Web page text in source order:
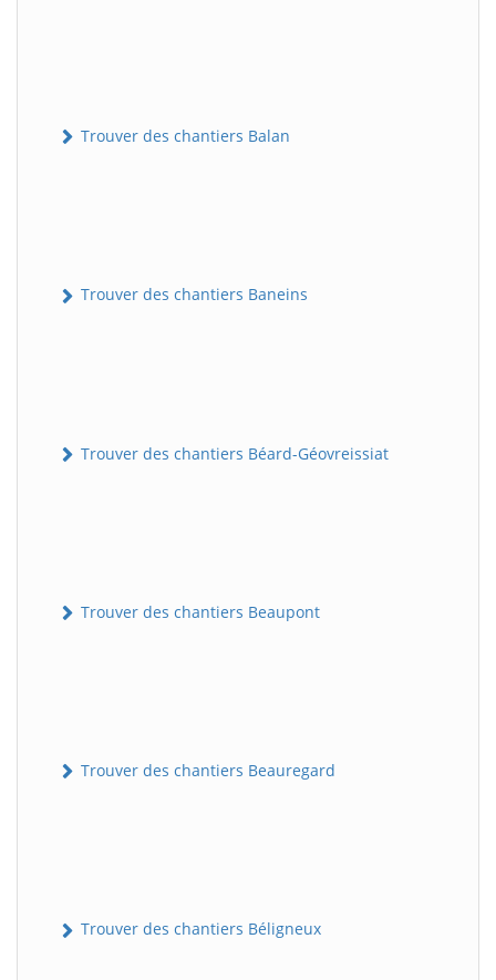
Trouver des chantiers Balan
Trouver des chantiers Baneins
Trouver des chantiers Béard-Géovreissiat
Trouver des chantiers Beaupont
Trouver des chantiers Beauregard
Trouver des chantiers Béligneux